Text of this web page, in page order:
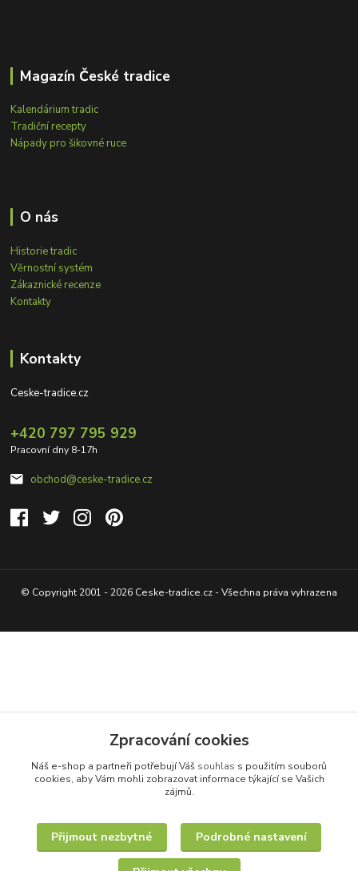
Magazín České tradice
Kalendárium tradic
Tradiční recepty
Nápady pro šikovné ruce
O nás
Historie tradic
Věrnostní systém
Zákaznické recenze
Kontakty
Kontakty
Ceske-tradice.cz
+420 797 795 929
Pracovní dny 8-17h
obchod@ceske-tradice.cz
© Copyright 2001 - 2026 Ceske-tradice.cz - Všechna práva vyhrazena
Zpracování cookies
Náš e-shop a partneři potřebují Váš souhlas s použitím souborů
cookies, aby Vám mohli zobrazovat informace týkající se Vašich
zájmů.
Přijmout nezbytné Podrobné nastavení